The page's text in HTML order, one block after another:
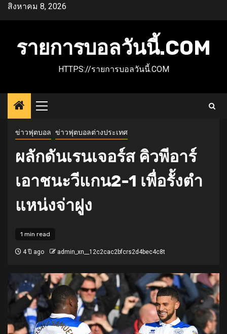
Skipสิงหาคม 8, 2026
รายการบอลวันนี้.COM
HTTPS://รายการบอลวันนี้.COM
Primary
ข่าวฟุตบอล ข่าวฟุตบอลต่างประเทศ
ผลักดันเรนเจอร์ส คิวพีอาร์
เอาชนะวีแกน2-1 เพื่อรั้งตํา
แหน่งจ่าฝูง
1 min read
4 ปี ago admin_xn__12c2cac2bfcrs2d4bec4c8t